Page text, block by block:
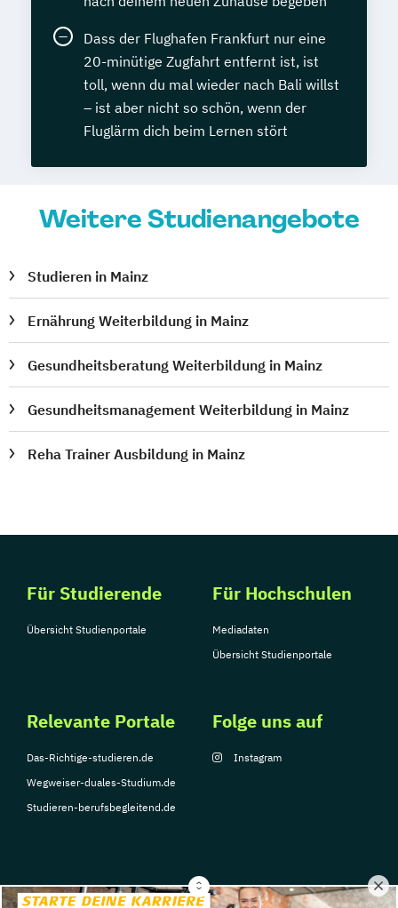
Dass der Flughafen Frankfurt nur eine
20-minütige Zugfahrt entfernt ist, ist
toll, wenn du mal wieder nach Bali willst
– ist aber nicht so schön, wenn der
Fluglärm dich beim Lernen stört
Weitere Studienangebote
Studieren in Mainz
Ernährung Weiterbildung in Mainz
Gesundheitsberatung Weiterbildung in Mainz
Gesundheitsmanagement Weiterbildung in Mainz
Reha Trainer Ausbildung in Mainz
Für Studierende
Übersicht Studienportale
Für Hochschulen
Mediadaten
Übersicht Studienportale
Relevante Portale
Das-Richtige-studieren.de
Wegweiser-duales-Studium.de
Studieren-berufsbegleitend.de
Folge uns auf
Instagram